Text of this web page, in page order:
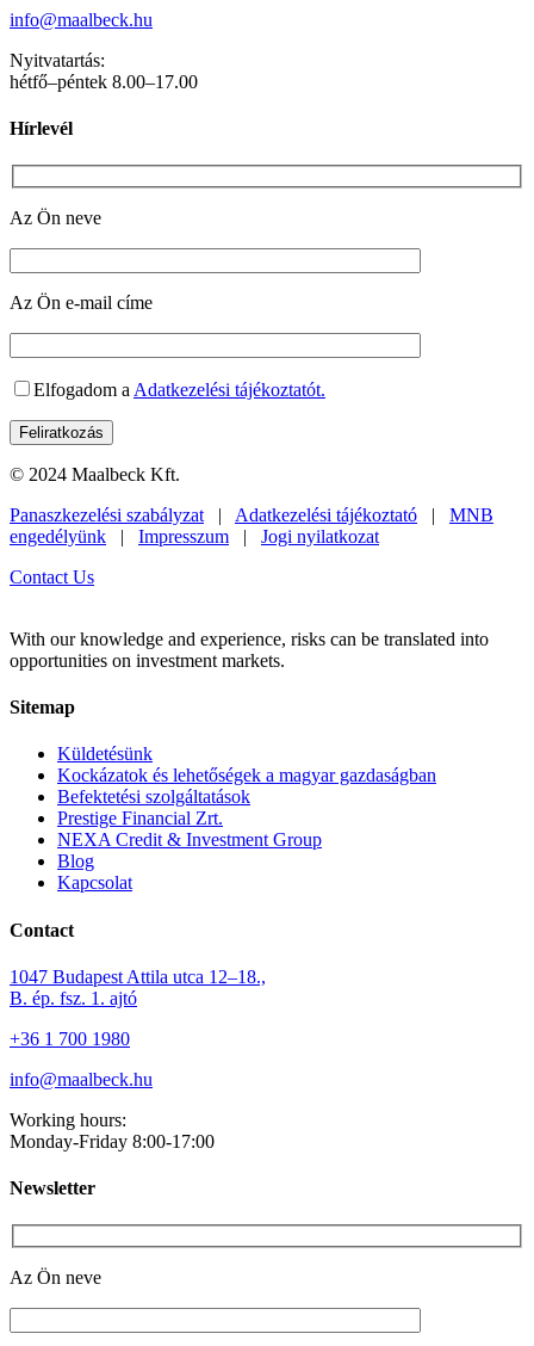
info@maalbeck.hu
Nyitvatartás:
hétfő–péntek 8.00–17.00
Hírlevél
Az Ön neve
Az Ön e-mail címe
Elfogadom a Adatkezelési tájékoztatót.
© 2024 Maalbeck Kft.
Panaszkezelési szabályzat | Adatkezelési tájékoztató | MNB
engedélyünk | Impresszum | Jogi nyilatkozat
Contact Us
With our knowledge and experience, risks can be translated into
opportunities on investment markets.
Sitemap
Küldetésünk
Kockázatok és lehetőségek a magyar gazdaságban
Befektetési szolgáltatások
Prestige Financial Zrt.
NEXA Credit & Investment Group
Blog
Kapcsolat
Contact
1047 Budapest Attila utca 12–18.,
B. ép. fsz. 1. ajtó
+36 1 700 1980
info@maalbeck.hu
Working hours:
Monday-Friday 8:00-17:00
Newsletter
Az Ön neve